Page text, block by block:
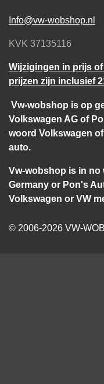
Info@vw-wobshop.nl
KVK 37135116
Wijzigingen in prijs
prijzen zijn inclusief
Vw-wobshop is op
Volkswagen AG of
woord Volkswagen
auto.
Vw-wobshop is in no
Germany or Pon's
Volkswagen or VW
© 2006-2026 VW-